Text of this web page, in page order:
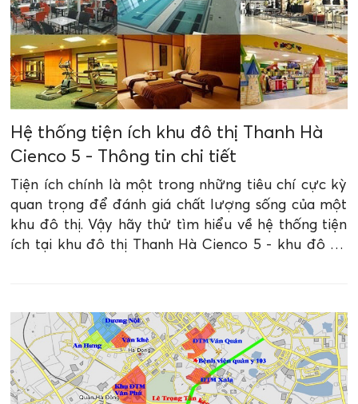
Hệ thống tiện ích khu đô thị Thanh Hà
Cienco 5 - Thông tin chi tiết
Tiện ích chính là một trong những tiêu chí cực kỳ
quan trọng để đánh giá chất lượng sống của một
khu đô thị. Vậy hãy thử tìm hiểu về hệ thống tiện
ích tại khu đô thị Thanh Hà Cienco 5 - khu đô thị